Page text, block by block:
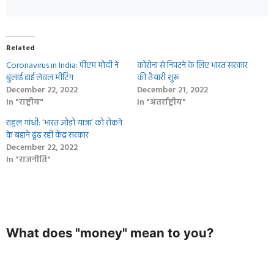
Related
Coronavirus in India: पीएम मोदी ने
बुलाई हाई लेवल मीटिंग
December 22, 2022
In "राष्ट्रीय"
कोरोना से निपटने के लिए भारत सरकार
की तैयारी शुरू
December 21, 2022
In "अंतर्राष्ट्रीय"
राहुल गांधी: ‘भारत जोड़ो यात्रा’ को रोकने
के बहाने ढूंढ रही केंद्र सरकार
December 22, 2022
In "राजनीति"
What does "money" mean to you?